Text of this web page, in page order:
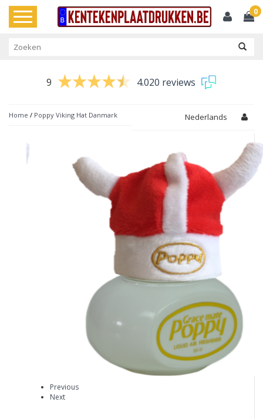
Toggle
navigation
0
9 4.020 reviews
Home / Poppy Viking Hat Danmark Nederlands
Previous
Next